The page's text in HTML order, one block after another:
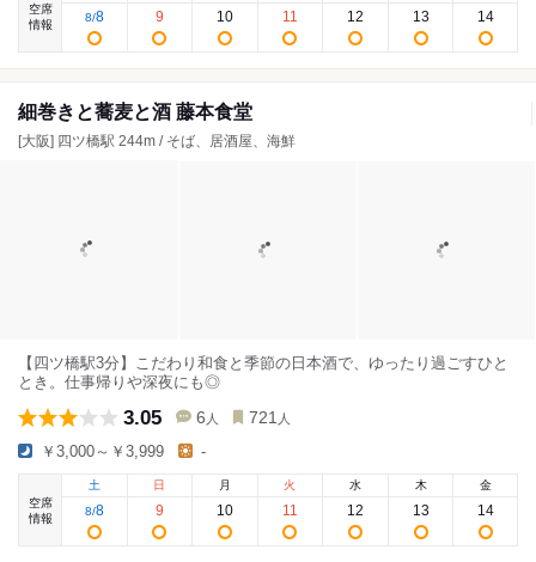
空席
情報
8/8 9 10 11 12 13 14
細巻きと蕎麦と酒 藤本食堂
[大阪] 四ツ橋駅 244m / そば、居酒屋、海鮮
【四ツ橋駅3分】こだわり和食と季節の日本酒で、ゆったり過ごすひと
とき。仕事帰りや深夜にも◎
3.05 6 人 721 人
￥3,000～￥3,999 -
空席
情報
土
8/8
日
9
月
10
火
11
水
12
木
13
金
14